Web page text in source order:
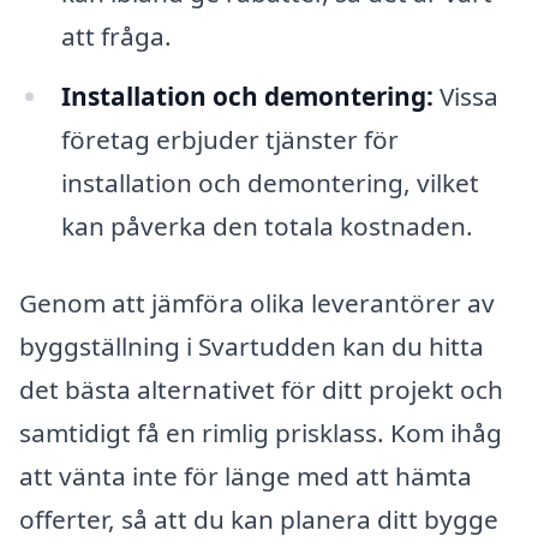
att fråga.
Installation och demontering: Vissa
företag erbjuder tjänster för
installation och demontering, vilket
kan påverka den totala kostnaden.
Genom att jämföra olika leverantörer av
byggställning i Svartudden kan du hitta
det bästa alternativet för ditt projekt och
samtidigt få en rimlig prisklass. Kom ihåg
att vänta inte för länge med att hämta
offerter, så att du kan planera ditt bygge